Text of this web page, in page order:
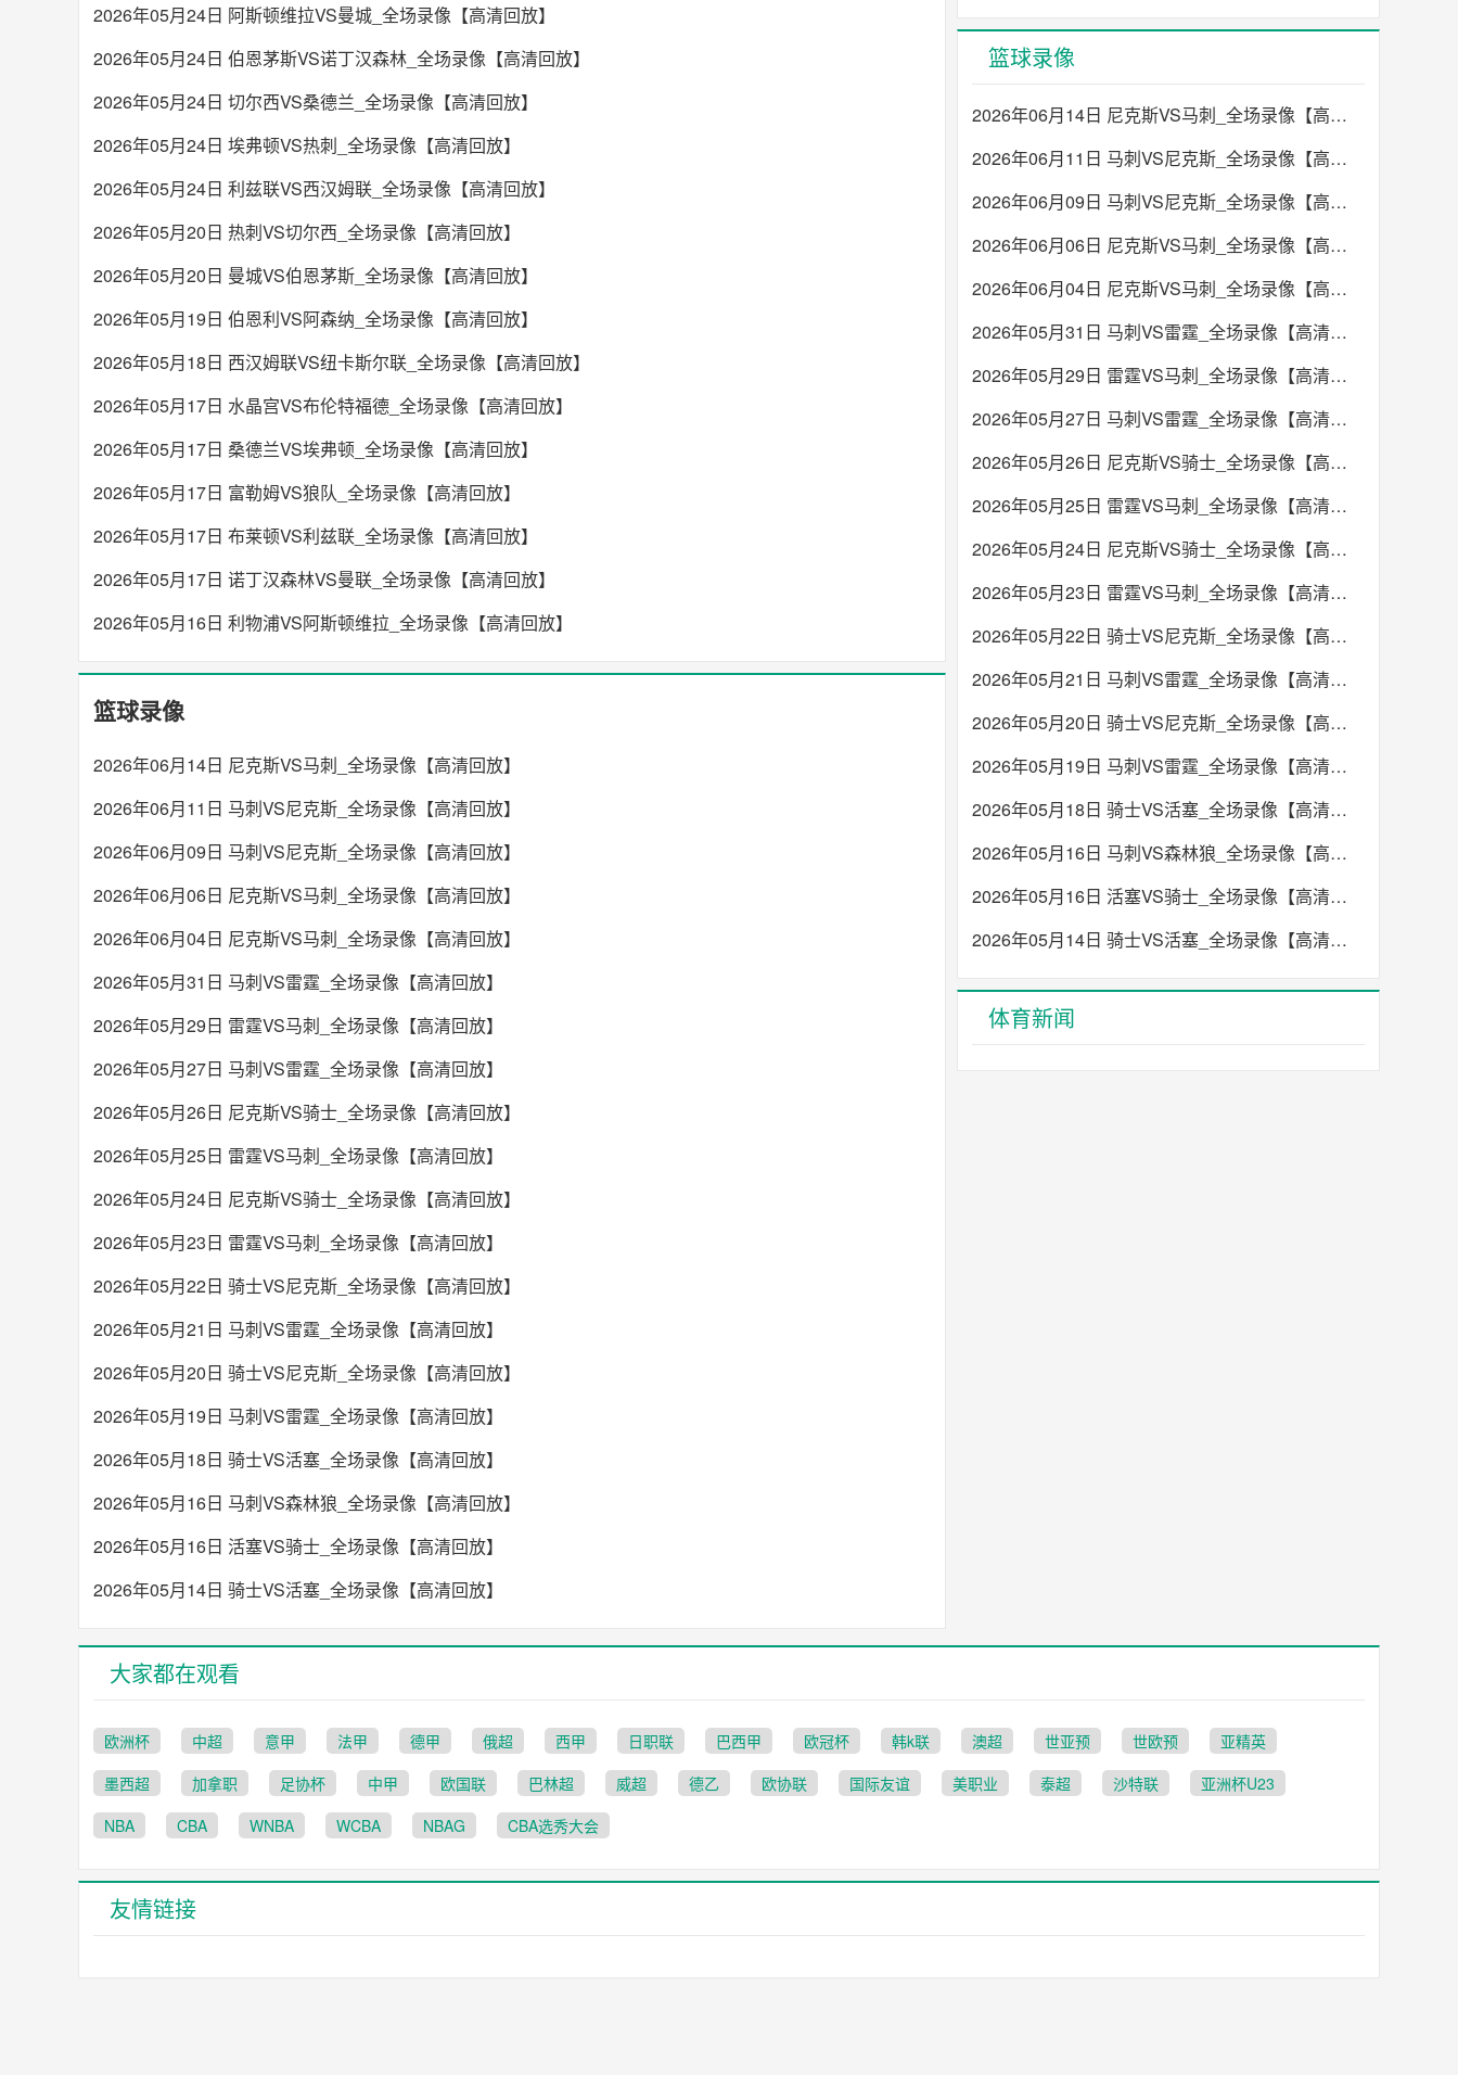
2026年05月24日 阿斯顿维拉VS曼城_全场录像【高清回放】
2026年05月24日 伯恩茅斯VS诺丁汉森林_全场录像【高清回放】
2026年05月24日 切尔西VS桑德兰_全场录像【高清回放】
2026年05月24日 埃弗顿VS热刺_全场录像【高清回放】
2026年05月24日 利兹联VS西汉姆联_全场录像【高清回放】
2026年05月20日 热刺VS切尔西_全场录像【高清回放】
2026年05月20日 曼城VS伯恩茅斯_全场录像【高清回放】
2026年05月19日 伯恩利VS阿森纳_全场录像【高清回放】
2026年05月18日 西汉姆联VS纽卡斯尔联_全场录像【高清回放】
2026年05月17日 水晶宫VS布伦特福德_全场录像【高清回放】
2026年05月17日 桑德兰VS埃弗顿_全场录像【高清回放】
2026年05月17日 富勒姆VS狼队_全场录像【高清回放】
2026年05月17日 布莱顿VS利兹联_全场录像【高清回放】
2026年05月17日 诺丁汉森林VS曼联_全场录像【高清回放】
2026年05月16日 利物浦VS阿斯顿维拉_全场录像【高清回放】
篮球录像
2026年06月14日 尼克斯VS马刺_全场录像【高清回放】
2026年06月11日 马刺VS尼克斯_全场录像【高清回放】
2026年06月09日 马刺VS尼克斯_全场录像【高清回放】
2026年06月06日 尼克斯VS马刺_全场录像【高清回放】
2026年06月04日 尼克斯VS马刺_全场录像【高清回放】
2026年05月31日 马刺VS雷霆_全场录像【高清回放】
2026年05月29日 雷霆VS马刺_全场录像【高清回放】
2026年05月27日 马刺VS雷霆_全场录像【高清回放】
2026年05月26日 尼克斯VS骑士_全场录像【高清回放】
2026年05月25日 雷霆VS马刺_全场录像【高清回放】
2026年05月24日 尼克斯VS骑士_全场录像【高清回放】
2026年05月23日 雷霆VS马刺_全场录像【高清回放】
2026年05月22日 骑士VS尼克斯_全场录像【高清回放】
2026年05月21日 马刺VS雷霆_全场录像【高清回放】
2026年05月20日 骑士VS尼克斯_全场录像【高清回放】
2026年05月19日 马刺VS雷霆_全场录像【高清回放】
2026年05月18日 骑士VS活塞_全场录像【高清回放】
2026年05月16日 马刺VS森林狼_全场录像【高清回放】
2026年05月16日 活塞VS骑士_全场录像【高清回放】
2026年05月14日 骑士VS活塞_全场录像【高清回放】
篮球录像
2026年06月14日 尼克斯VS马刺_全场录像【高清回放】
2026年06月11日 马刺VS尼克斯_全场录像【高清回放】
2026年06月09日 马刺VS尼克斯_全场录像【高清回放】
2026年06月06日 尼克斯VS马刺_全场录像【高清回放】
2026年06月04日 尼克斯VS马刺_全场录像【高清回放】
2026年05月31日 马刺VS雷霆_全场录像【高清回放】
2026年05月29日 雷霆VS马刺_全场录像【高清回放】
2026年05月27日 马刺VS雷霆_全场录像【高清回放】
2026年05月26日 尼克斯VS骑士_全场录像【高清回放】
2026年05月25日 雷霆VS马刺_全场录像【高清回放】
2026年05月24日 尼克斯VS骑士_全场录像【高清回放】
2026年05月23日 雷霆VS马刺_全场录像【高清回放】
2026年05月22日 骑士VS尼克斯_全场录像【高清回放】
2026年05月21日 马刺VS雷霆_全场录像【高清回放】
2026年05月20日 骑士VS尼克斯_全场录像【高清回放】
2026年05月19日 马刺VS雷霆_全场录像【高清回放】
2026年05月18日 骑士VS活塞_全场录像【高清回放】
2026年05月16日 马刺VS森林狼_全场录像【高清回放】
2026年05月16日 活塞VS骑士_全场录像【高清回放】
2026年05月14日 骑士VS活塞_全场录像【高清回放】
体育新闻
大家都在观看
欧洲杯 中超 意甲 法甲 德甲 俄超 西甲 日职联 巴西甲 欧冠杯 韩k联 澳超 世亚预 世欧预
亚精英
墨西超
加拿职 足协杯 中甲 欧国联 巴林超 威超 德乙 欧协联 国际友谊 美职业 泰超 沙特联
亚洲杯U23
NBA
CBA WNBA WCBA NBAG CBA选秀大会
友情链接